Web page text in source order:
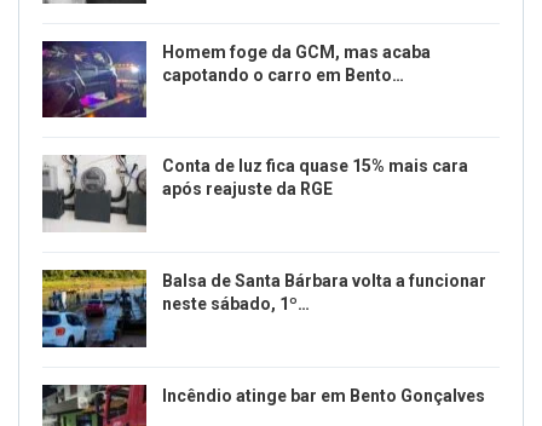
Homem foge da GCM, mas acaba
capotando o carro em Bento…
Conta de luz fica quase 15% mais cara
após reajuste da RGE
Balsa de Santa Bárbara volta a funcionar
neste sábado, 1º…
Incêndio atinge bar em Bento Gonçalves